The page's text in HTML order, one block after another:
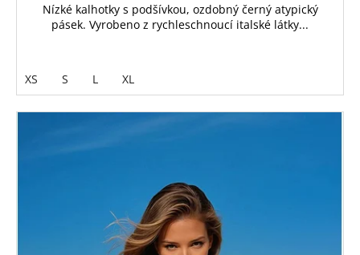
Nízké kalhotky s podšívkou, ozdobný černý atypický
pásek. Vyrobeno z rychleschnoucí italské látky...
XS S L XL